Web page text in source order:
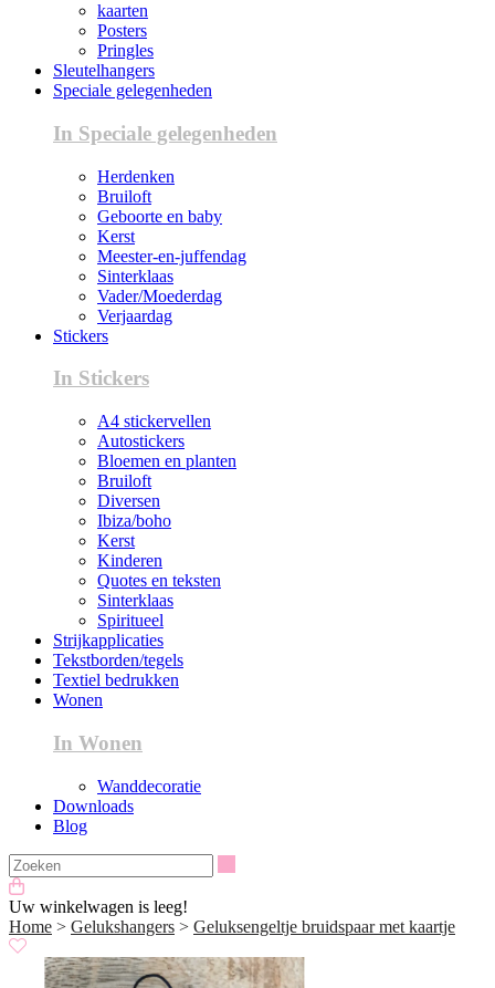
kaarten
Posters
Pringles
Sleutelhangers
Speciale gelegenheden
In Speciale gelegenheden
Herdenken
Bruiloft
Geboorte en baby
Kerst
Meester-en-juffendag
Sinterklaas
Vader/Moederdag
Verjaardag
Stickers
In Stickers
A4 stickervellen
Autostickers
Bloemen en planten
Bruiloft
Diversen
Ibiza/boho
Kerst
Kinderen
Quotes en teksten
Sinterklaas
Spiritueel
Strijkapplicaties
Tekstborden/tegels
Textiel bedrukken
Wonen
In Wonen
Wanddecoratie
Downloads
Blog
Uw winkelwagen is leeg!
Home > Gelukshangers > Geluksengeltje bruidspaar met kaartje